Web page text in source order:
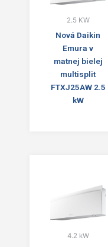
2.5 KW
Nová Daikin
Emura v
matnej bielej
multisplit
FTXJ25AW 2.5
kW
4.2 kW